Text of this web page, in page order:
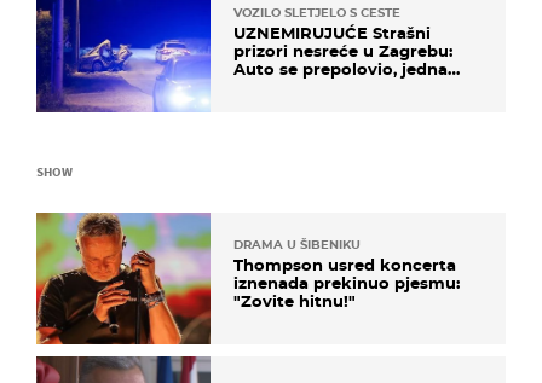
VOZILO SLETJELO S CESTE
UZNEMIRUJUĆE Strašni
prizori nesreće u Zagrebu:
Auto se prepolovio, jedna
SHOW
DRAMA U ŠIBENIKU
Thompson usred koncerta
iznenada prekinuo pjesmu:
"Zovite hitnu!"